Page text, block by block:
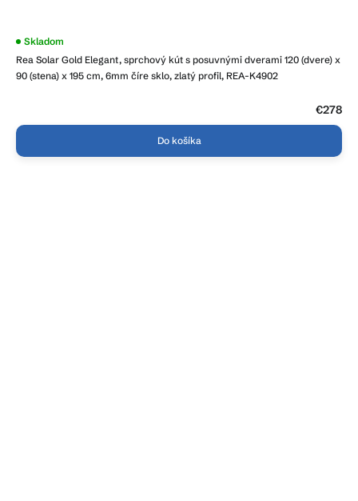
Rea Solar Gold Elegant, sprchový kút s posuvnými dverami 120 (dvere) x
90 (stena) x 195 cm, 6mm číre sklo, zlatý profil, REA-K4902
Skladom
€278
Do košíka